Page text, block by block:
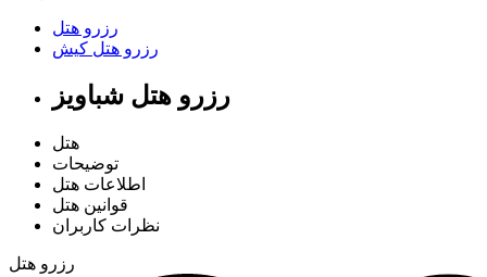
رزرو هتل
رزرو هتل کیش
رزرو هتل شباویز
هتل
توضیحات
اطلاعات هتل
قوانین هتل
نظرات کاربران
رزرو هتل